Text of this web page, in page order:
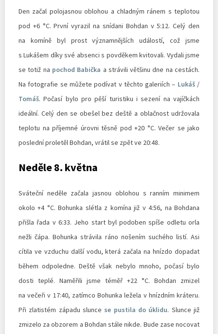
Den začal polojasnou oblohou a chladným ránem s teplotou
pod +6 °C. První vyrazil na snídani Bohdan v 5:12. Celý den
na komíně byl prost významnějších událostí, což jsme
s Lukášem díky své absenci s povděkem kvitovali. Vydali jsme
se totiž na pochod Babička a strávili většinu dne na cestách.
Na fotografie se můžete podívat v těchto galeriích – Lukáš/
Tomáš. Počasí bylo pro pěší turistiku i sezení na vajíčkách
ideální. Celý den se obešel bez deště a oblačnost udržovala
teplotu na příjemné úrovni těsně pod +20 °C. Večer se jako
poslední proletěl Bohdan, vrátil se zpět ve 20:48.
Neděle 8. května
Sváteční neděle začala jasnou oblohou s ranním minimem
okolo +4 °C. Bohunka slétla z komína již v 4:56, na Bohdana
přišla řada v 6:33. Jeho start byl podoben spíše odletu orla
nežli čápa. Bohunka strávila ráno nošením suchého listí. Asi
cítila ve vzduchu další vodu, která začala na hnízdo dopadat
během odpoledne. Deště však nebylo mnoho, počasí bylo
dosti teplé. Naměřili jsme téměř +22 °C. Bohdan zmizel
na večeři v 17:40, zatímco Bohunka ležela v hnízdním kráteru.
Při zlatistém západu slunce se pustila do úklidu. Slunce již
zmizelo za obzorem a Bohdan stále nikde. Bude zase nocovat